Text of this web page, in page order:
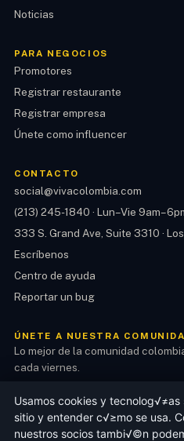
Noticias
PARA NEGOCIOS
Promotores
Registrar restaurante
Registrar empresa
Únete como influencer
CONTACTO
social@vivacolombia.com
(213) 245-1840 · Lun–Vie
333 S. Grand Ave, Suite 3310 ·
Escríbenos
Centro de ayuda
Reportar un bug
ÚNETE A NUESTRA
Lo mejor de la comunidad
cada viernes.
Usamos cookies y
sitio y entender c√≥mo se usa.
nuestros socios tambi√©n